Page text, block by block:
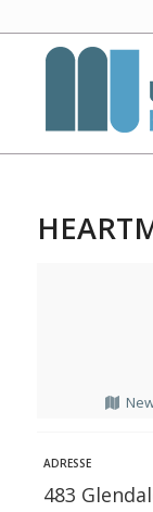
ADRESSE
483